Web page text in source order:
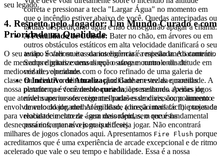
correta e pressionar a tecla "Largar Água" no momento em
que o incêndio estiver abaixo de você. Quedas antecipadas ou
tardias desperdiçarão água e não conseguirão apagar a chama.
A Penalidade de Colisão: Bater no chão, em árvores ou em
outros obstáculos estáticos em alta velocidade danificará o seu
avião. Sofrer muitos danos encerrará a missão imediatamente.
Sempre priorize uma direção suave e controle de altitude em
vez de velocidade.
O Incentivo de Atualização:Ganhar estrelas e moedas
permite que você desbloqueie aviões melhores. Aviões de
nível superior oferecem melhorias essenciais, como aumento
de velocidade, melhor agilidade (direção mais fácil) e taxas de
reabastecimento de água mais rápidas, o que é fundamental
para enfrentar níveis mais difíceis.
seu legado.
4. Respeito pelo Jogador: Um Mundo Curado e com
Prioridade na Qualidade
O seu tempo é valioso e a sua inteligência é respeitada. Ao contrário
de mercados digitais extensos que o afogam numa onda de
mediocridade, operamos com o foco refinado de uma galeria de
classe mundial. Acreditamos na qualidade em vez da quantidade. A
nossa plataforma é ferozmentecurada, apresentando apenas jogos
que atendem aos nossos exigentes padrões de diversão, polimento e
envolvimento do jogador. Além disso, a nossa interface foi projetada
para velocidade e clareza - sem desordem, sem recursos
desnecessários, apenas o jogo que deseja jogar. Não encontrará
milhares de jogos clonados aqui. Apresentamos Fire Flush porque
acreditamos que é uma experiência de arcade excepcional e de ritmo
acelerado que vale o seu tempo e habilidade. Essa é a nossa